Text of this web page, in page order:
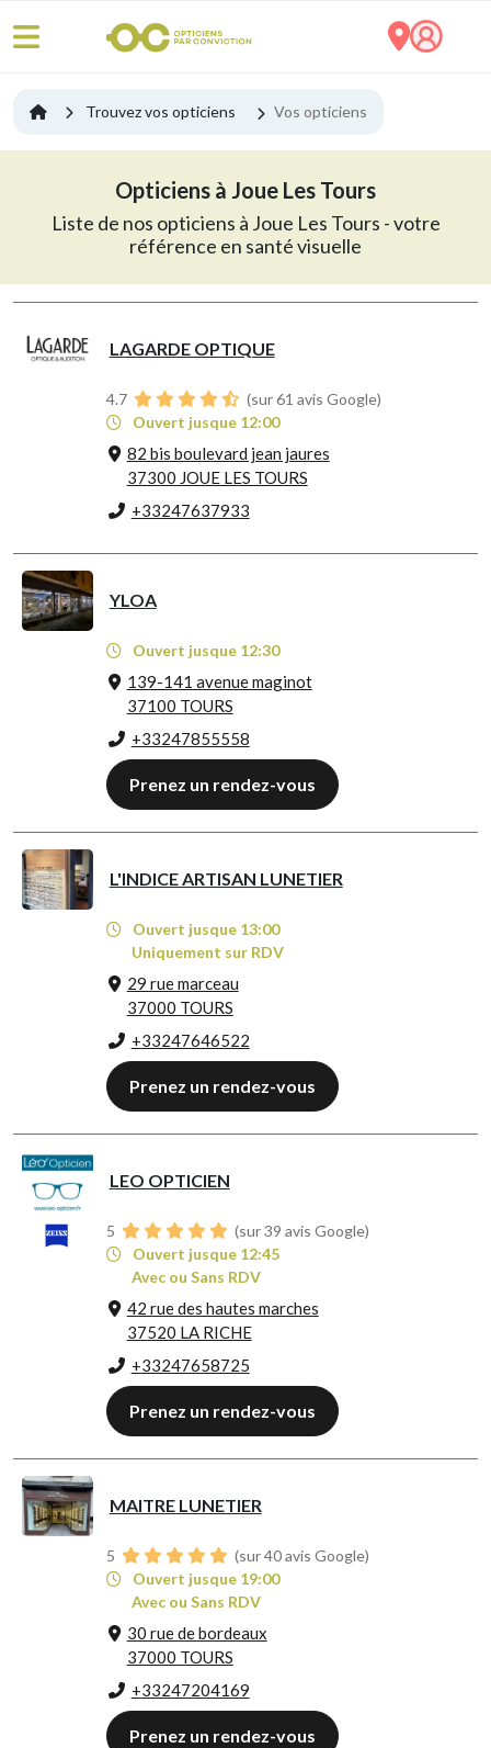
Trouvez vos opticiens Vos opticiens
Opticiens à Joue Les Tours
Liste de nos opticiens à Joue Les Tours - votre
référence en santé visuelle
LAGARDE OPTIQUE
4.7
(sur 61 avis Google)
Ouvert jusque 12:00
82 bis boulevard jean jaures
37300 JOUE LES TOURS
+33247637933
YLOA
Ouvert jusque 12:30
139-141 avenue maginot
37100 TOURS
+33247855558
Prenez un rendez-vous
L'INDICE ARTISAN LUNETIER
Ouvert jusque 13:00
Uniquement sur RDV
29 rue marceau
37000 TOURS
+33247646522
Prenez un rendez-vous
LEO OPTICIEN
5
(sur 39 avis Google)
Ouvert jusque 12:45
Avec ou Sans RDV
42 rue des hautes marches
37520 LA RICHE
+33247658725
Prenez un rendez-vous
MAITRE LUNETIER
5
(sur 40 avis Google)
Ouvert jusque 19:00
Avec ou Sans RDV
30 rue de bordeaux
37000 TOURS
+33247204169
Prenez un rendez-vous